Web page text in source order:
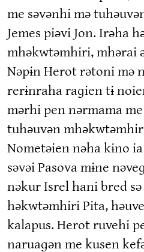
me səvənhi mə
Jemes piəvi Jon. Irəha
mhəkwtəmhiri, mhərai
Nəpɨn Herot rətoni mə
rerɨnraha raɡien tɨ
mərhi pen nərmama
tuhəuvən
Nometəien nəha kɨno
səvəi Pasova mɨne
nəkur Isrel hani bred
həkwtəmhiri Pita,
kalapus. Herot ruvehi
naruaɡən me kusen